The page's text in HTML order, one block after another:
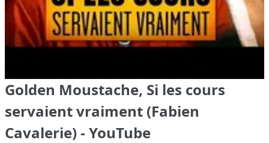
Golden Moustache, Si les cours
servaient vraiment (Fabien
Cavalerie) - YouTube